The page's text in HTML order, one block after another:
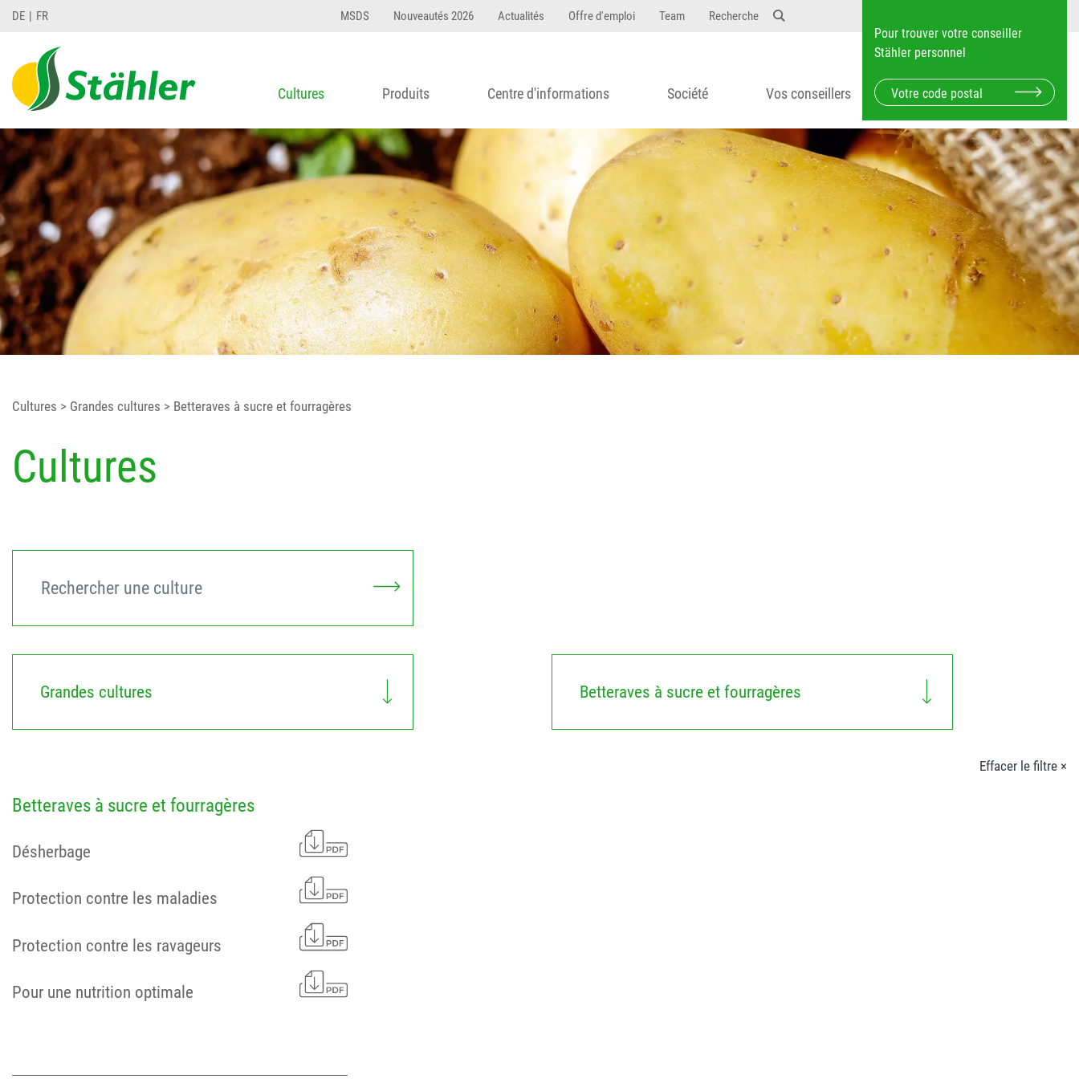
DE FR MSDS Nouveautés 2026 Actualités Offre d'emploi Team Recherche
Pour trouver votre conseiller
Stähler personnel
Cultures Produits Centre d'informations Société Vos conseillers
Cultures > Grandes cultures > Betteraves à sucre et fourragères
Cultures
Grandes cultures Betteraves à sucre et fourragères
Effacer le filtre ×
Betteraves à sucre et fourragères
Désherbage
Protection contre les maladies
Protection contre les ravageurs
Pour une nutrition optimale